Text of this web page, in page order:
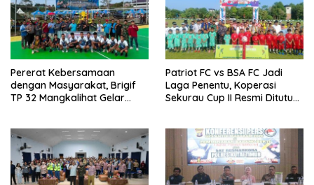
Pererat Kebersamaan
dengan Masyarakat, Brigif
TP 32 Mangkalihat Gelar
Patriot FC vs BSA FC Jadi
Laga Penentu, Koperasi
Sekurau Cup II Resmi Ditutup